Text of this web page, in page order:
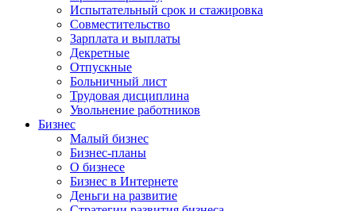
Испытательный срок и стажировка
Совместительство
Зарплата и выплаты
Декретные
Отпускные
Больничный лист
Трудовая дисциплина
Увольнение работников
Бизнес
Малый бизнес
Бизнес-планы
О бизнесе
Бизнес в Интернете
Деньги на развитие